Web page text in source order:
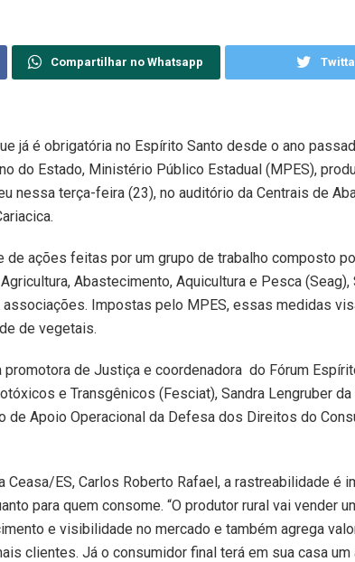
Compartilhar no Whatsapp
já é obrigatória no Espírito Santo desde o ano
do Estado, Ministério Público Estadual (MPES),
nessa terça-feira (23), no auditório da Centrais de
de ações feitas por um grupo de trabalho composto
Abastecimento, Aquicultura e Pesca (Seag),
Impostas pelo MPES, essas medidas
de vegetais.
promotora de Justiça e coordenadora do Fórum
e Transgênicos (Fesciat), Sandra Lengruber da
de Apoio Operacional da Defesa dos Direitos do
ES, Carlos Roberto Rafael, a rastreabilidade é
para quem consome. “O produtor rural vai vender
e visibilidade no mercado e também agrega
clientes. Já o consumidor final terá em sua casa